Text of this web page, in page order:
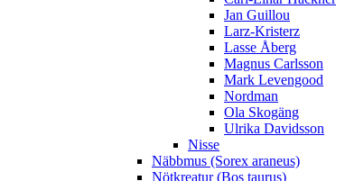
Jan Guillou
Larz-Kristerz
Lasse Åberg
Magnus Carlsson
Mark Levengood
Nordman
Ola Skogäng
Ulrika Davidsson
Nisse
Näbbmus (Sorex araneus)
Nötkreatur (Bos taurus)